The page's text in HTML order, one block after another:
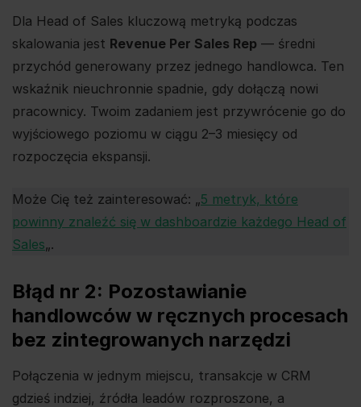
Dla Head of Sales kluczową metryką podczas
skalowania jest Revenue Per Sales Rep — średni
przychód generowany przez jednego handlowca. Ten
wskaźnik nieuchronnie spadnie, gdy dołączą nowi
pracownicy. Twoim zadaniem jest przywrócenie go do
wyjściowego poziomu w ciągu 2–3 miesięcy od
rozpoczęcia ekspansji.
Może Cię też zainteresować: „5 metryk, które
powinny znaleźć się w dashboardzie każdego Head of
Sales„.
Błąd nr 2: Pozostawianie
handlowców w ręcznych procesach
bez zintegrowanych narzędzi
Połączenia w jednym miejscu, transakcje w CRM
gdzieś indziej, źródła leadów rozproszone, a